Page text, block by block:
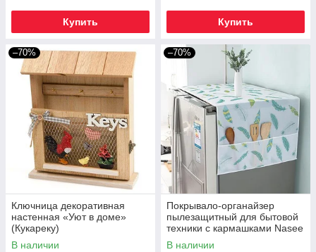
Купить Купить
–70%
Ключница декоративная
настенная «Уют в доме»
(Кукареку)
В наличии
–70%
Покрывало-органайзер
пылезащитный для бытовой
техники с кармашками Nasee
(Для холодильника)
В наличии